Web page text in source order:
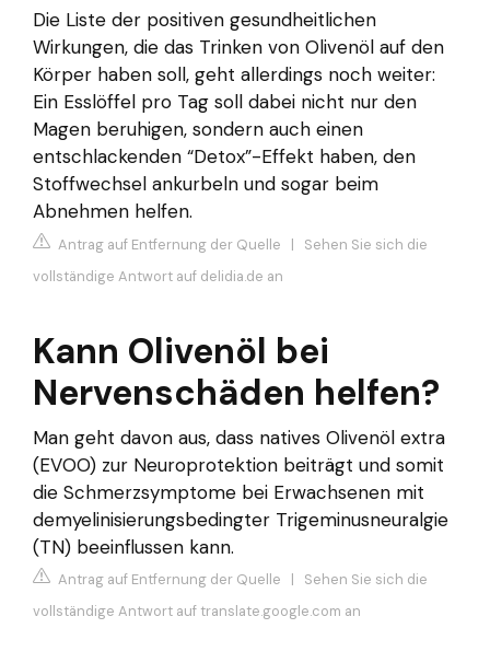
Die Liste der positiven gesundheitlichen
Wirkungen, die das Trinken von Olivenöl auf den
Körper haben soll, geht allerdings noch weiter:
Ein Esslöffel pro Tag soll dabei nicht nur den
Magen beruhigen, sondern auch einen
entschlackenden “Detox”-Effekt haben, den
Stoffwechsel ankurbeln und sogar beim
Abnehmen helfen.
Antrag auf Entfernung der Quelle | Sehen Sie sich die
vollständige Antwort auf delidia.de an
Kann Olivenöl bei
Nervenschäden helfen?
Man geht davon aus, dass natives Olivenöl extra
(EVOO) zur Neuroprotektion beiträgt und somit
die Schmerzsymptome bei Erwachsenen mit
demyelinisierungsbedingter Trigeminusneuralgie
(TN) beeinflussen kann.
Antrag auf Entfernung der Quelle | Sehen Sie sich die
vollständige Antwort auf translate.google.com an